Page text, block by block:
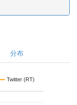
分布
Twitter (RT)